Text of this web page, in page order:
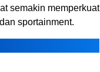
semakin memperkuat
sportainment.